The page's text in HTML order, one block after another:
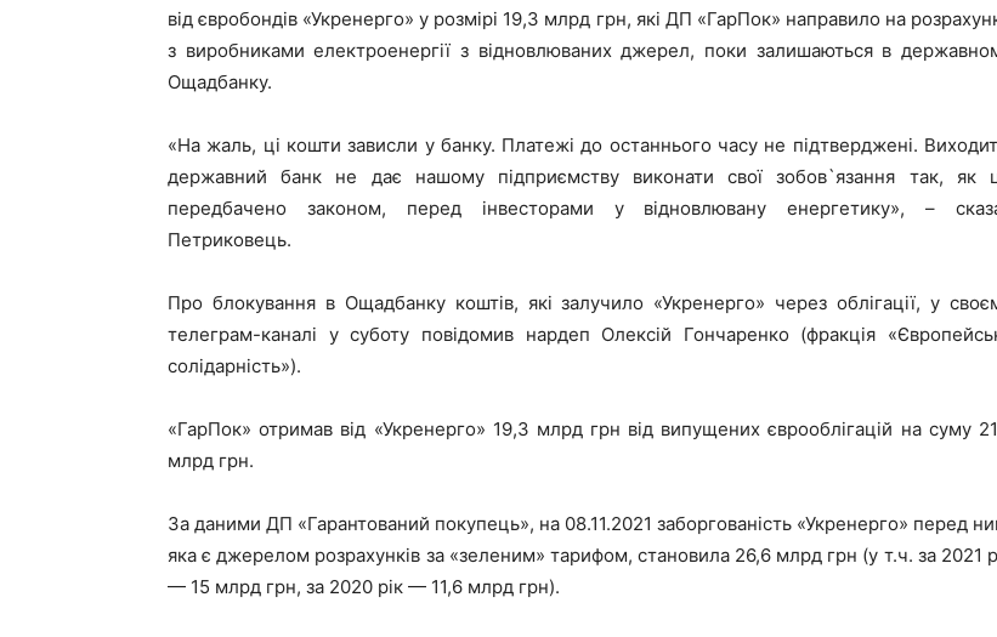
від євробондів «Укренерго» у розмірі 19,3 млрд грн, які ДП «ГарПок» направило на
з виробниками електроенергії з відновлюваних джерел, поки залишаються в
Ощадбанку.
«На жаль, ці кошти зависли у банку. Платежі до останнього часу не підтверджені.
державний банк не дає нашому підприємству виконати свої зобов`язання так, як
передбачено законом, перед інвесторами у відновлювану енергетику», –
Петриковець.
Про блокування в Ощадбанку коштів, які залучило «Укренерго» через облігації, у
телеграм-каналі у суботу повідомив нардеп Олексій Гончаренко (фракція
солідарність»).
«ГарПок» отримав від «Укренерго» 19,3 млрд грн від випущених єврооблігацій на суму
млрд грн.
За даними ДП «Гарантований покупець», на 08.11.2021 заборгованість «Укренерго» перед
яка є джерелом розрахунків за «зеленим» тарифом, становила 26,6 млрд грн (у т.ч. за 2021
— 15 млрд грн, за 2020 рік — 11,6 млрд грн).